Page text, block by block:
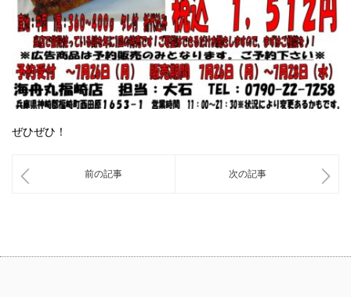
ぜひぜひ！
前の記事 次の記事